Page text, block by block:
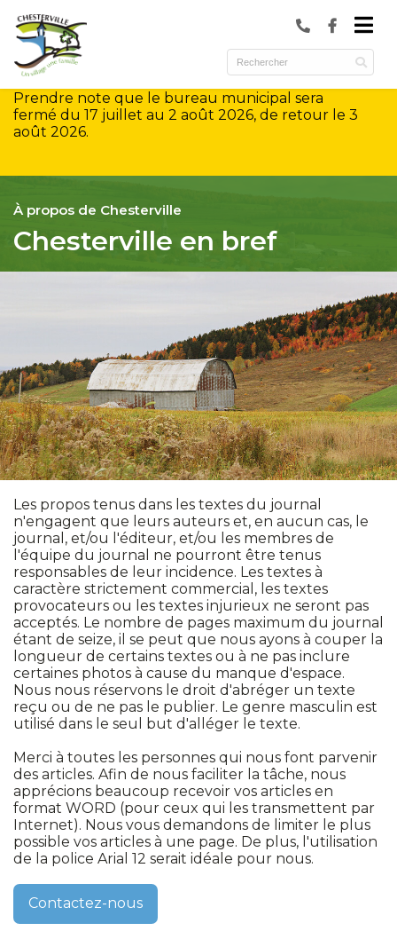
(Municipalité )
(Services )
(Culture et loisirs )
Prendre note que le bureau municipal sera
fermé du 17 juillet au 2 août 2026, de retour le 3
août 2026.
À propos de Chesterville
Chesterville en bref
Les propos tenus dans les textes du journal
n'engagent que leurs auteurs et, en aucun cas, le
journal, et/ou l'éditeur, et/ou les membres de
l'équipe du journal ne pourront être tenus
responsables de leur incidence. Les textes à
caractère strictement commercial, les textes
provocateurs ou les textes injurieux ne seront pas
acceptés. Le nombre de pages maximum du journal
étant de seize, il se peut que nous ayons à couper la
longueur de certains textes ou à ne pas inclure
certaines photos à cause du manque d'espace.
Nous nous réservons le droit d'abréger un texte
reçu ou de ne pas le publier. Le genre masculin est
utilisé dans le seul but d'alléger le texte.
Merci à toutes les personnes qui nous font parvenir
des articles. Afin de nous faciliter la tâche, nous
apprécions beaucoup recevoir vos articles en
format WORD (pour ceux qui les transmettent par
Internet). Nous vous demandons de limiter le plus
possible vos articles à une page. De plus, l'utilisation
de la police Arial 12 serait idéale pour nous.
Contactez-nous